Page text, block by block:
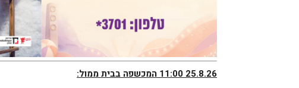
25.8.26 11:00 המכשפה בבית ממול: